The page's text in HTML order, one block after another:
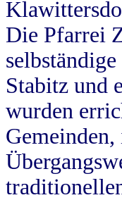
Die Pfarrei
Stabitz und
wurden